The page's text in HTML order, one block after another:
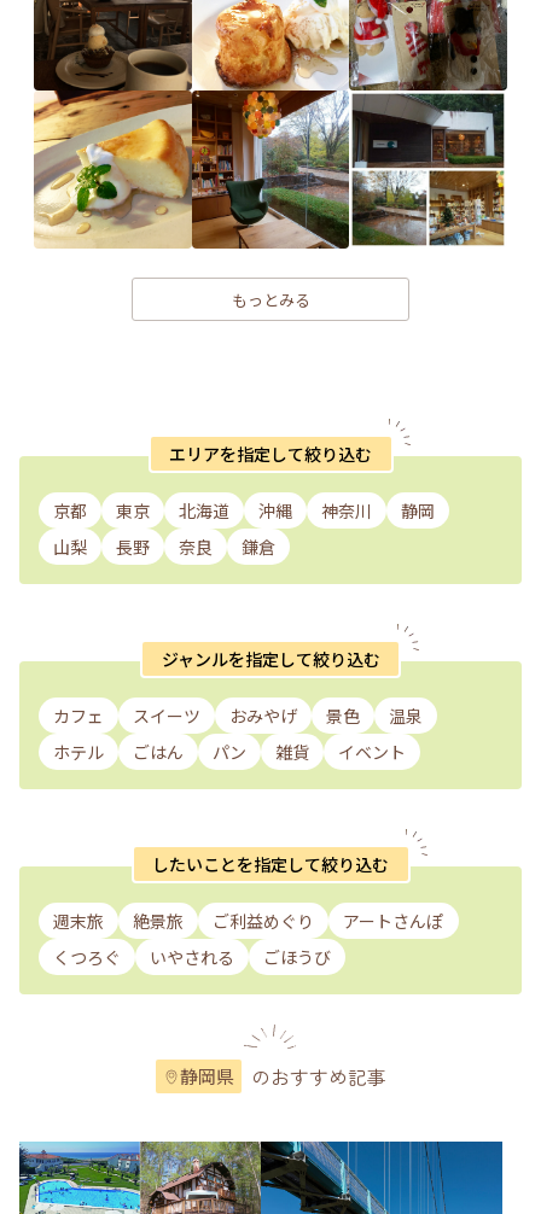
もっとみる
エリアを指定して絞り込む
京都 東京 北海道 沖縄 神奈川
静岡
山梨
長野 奈良 鎌倉
ジャンルを指定して絞り込む
カフェ スイーツ おみやげ 景色
温泉
ホテル
ごはん パン 雑貨 イベント
したいことを指定して絞り込む
週末旅 絶景旅 ご利益めぐり
アートさんぽ
くつろぐ
いやされる ごほうび
静岡県 のおすすめ記事